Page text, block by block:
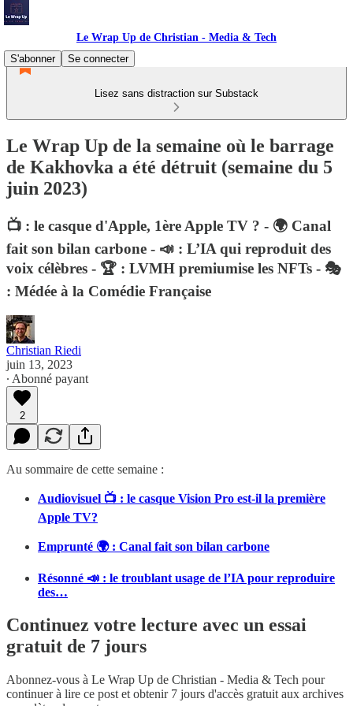
Le Wrap Up de Christian - Media & Tech
S'abonner
Se connecter
Lisez sans distraction sur Substack
Le Wrap Up de la semaine où le barrage
de Kakhovka a été détruit (semaine du 5
juin 2023)
📺 : le casque d'Apple, 1ère Apple TV ? - 🌍 Canal
fait son bilan carbone - 📣 : L’IA qui reproduit des
voix célèbres - 🏆 : LVMH premiumise les NFTs - 🎭
: Médée à la Comédie Française
Christian Riedi
juin 13, 2023
∙ Abonné payant
2
Au sommaire de cette semaine :
Audiovisuel 📺 : le casque Vision Pro est-il la première
Apple TV?
Emprunté 🌍 : Canal fait son bilan carbone
Résonné 📣 : le troublant usage de l’IA pour reproduire
des…
Continuez votre lecture avec un essai
gratuit de 7 jours
Abonnez-vous à Le Wrap Up de Christian - Media & Tech pour
continuer à lire ce post et obtenir 7 jours d'accès gratuit aux archives